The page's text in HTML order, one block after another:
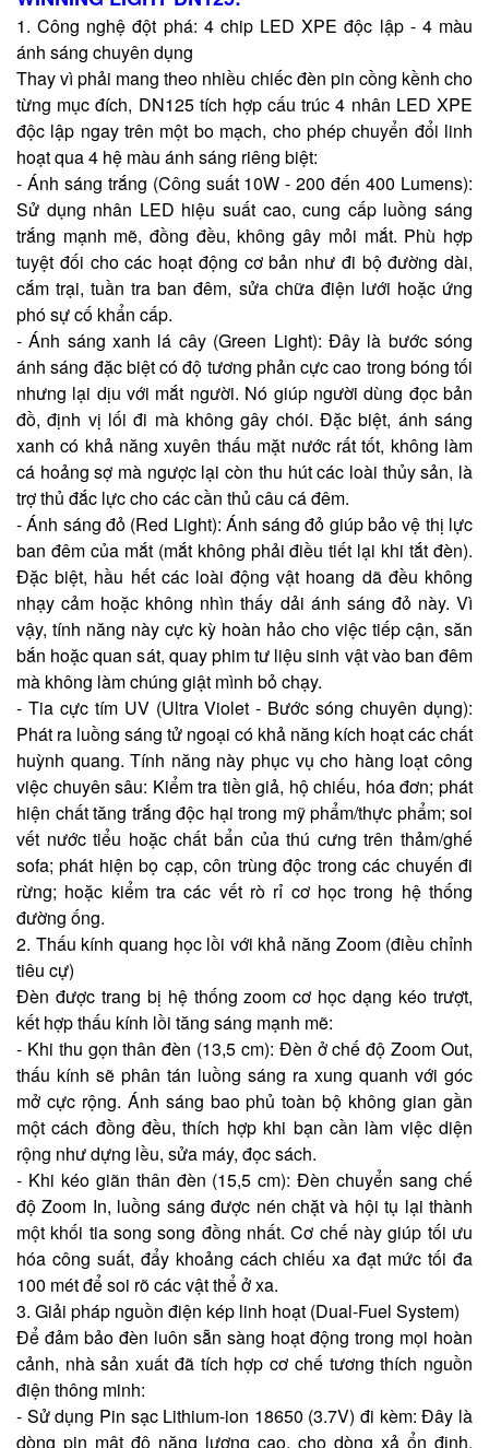
1. Công nghệ đột phá: 4 chip LED XPE độc lập - 4 màu
ánh sáng chuyên dụng
Thay vì phải mang theo nhiều chiếc đèn pin cồng kềnh cho
từng mục đích, DN125 tích hợp cấu trúc 4 nhân LED XPE
độc lập ngay trên một bo mạch, cho phép chuyển đổi linh
hoạt qua 4 hệ màu ánh sáng riêng biệt:
- Ánh sáng trắng (Công suất 10W - 200 đến 400 Lumens):
Sử dụng nhân LED hiệu suất cao, cung cấp luồng sáng
trắng mạnh mẽ, đồng đều, không gây mỏi mắt. Phù hợp
tuyệt đối cho các hoạt động cơ bản như đi bộ đường dài,
cắm trại, tuần tra ban đêm, sửa chữa điện lưới hoặc ứng
phó sự cố khẩn cấp.
- Ánh sáng xanh lá cây (Green Light): Đây là bước sóng
ánh sáng đặc biệt có độ tương phản cực cao trong bóng tối
nhưng lại dịu với mắt người. Nó giúp người dùng đọc bản
đồ, định vị lối đi mà không gây chói. Đặc biệt, ánh sáng
xanh có khả năng xuyên thấu mặt nước rất tốt, không làm
cá hoảng sợ mà ngược lại còn thu hút các loài thủy sản, là
trợ thủ đắc lực cho các cần thủ câu cá đêm.
- Ánh sáng đỏ (Red Light): Ánh sáng đỏ giúp bảo vệ thị lực
ban đêm của mắt (mắt không phải điều tiết lại khi tắt đèn).
Đặc biệt, hầu hết các loài động vật hoang dã đều không
nhạy cảm hoặc không nhìn thấy dải ánh sáng đỏ này. Vì
vậy, tính năng này cực kỳ hoàn hảo cho việc tiếp cận, săn
bắn hoặc quan sát, quay phim tư liệu sinh vật vào ban đêm
mà không làm chúng giật mình bỏ chạy.
- Tia cực tím UV (Ultra Violet - Bước sóng chuyên dụng):
Phát ra luồng sáng tử ngoại có khả năng kích hoạt các chất
huỳnh quang. Tính năng này phục vụ cho hàng loạt công
việc chuyên sâu: Kiểm tra tiền giả, hộ chiếu, hóa đơn; phát
hiện chất tăng trắng độc hại trong mỹ phẩm/thực phẩm; soi
vết nước tiểu hoặc chất bẩn của thú cưng trên thảm/ghế
sofa; phát hiện bọ cạp, côn trùng độc trong các chuyến đi
rừng; hoặc kiểm tra các vết rò rỉ cơ học trong hệ thống
đường ống.
2. Thấu kính quang học lồi với khả năng Zoom (điều chỉnh
tiêu cự)
Đèn được trang bị hệ thống zoom cơ học dạng kéo trượt,
kết hợp thấu kính lồi tăng sáng mạnh mẽ:
- Khi thu gọn thân đèn (13,5 cm): Đèn ở chế độ Zoom Out,
thấu kính sẽ phân tán luồng sáng ra xung quanh với góc
mở cực rộng. Ánh sáng bao phủ toàn bộ không gian gần
một cách đồng đều, thích hợp khi bạn cần làm việc diện
rộng như dựng lều, sửa máy, đọc sách.
- Khi kéo giãn thân đèn (15,5 cm): Đèn chuyển sang chế
độ Zoom In, luồng sáng được nén chặt và hội tụ lại thành
một khối tia song song đồng nhất. Cơ chế này giúp tối ưu
hóa công suất, đẩy khoảng cách chiếu xa đạt mức tối đa
100 mét để soi rõ các vật thể ở xa.
3. Giải pháp nguồn điện kép linh hoạt (Dual-Fuel System)
Để đảm bảo đèn luôn sẵn sàng hoạt động trong mọi hoàn
cảnh, nhà sản xuất đã tích hợp cơ chế tương thích nguồn
điện thông minh:
- Sử dụng Pin sạc Lithium-ion 18650 (3.7V) đi kèm: Đây là
dòng pin mật độ năng lượng cao, cho dòng xả ổn định,